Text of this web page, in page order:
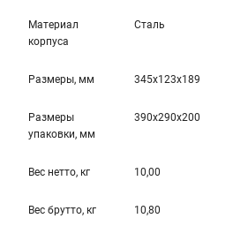
Материал
корпуса
Сталь
Размеры, мм 345x123x189
Размеры
упаковки, мм
390x290x200
Вес нетто, кг 10,00
Вес брутто, кг 10,80